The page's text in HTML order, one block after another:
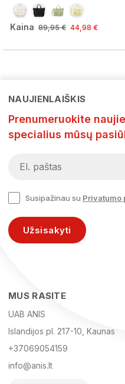
Kaina 89,95 € 44,98 €
NAUJIENLAIŠKIS
Prenumeruokite
specialius mūsų
Susipažinau su Privatumo
Užsisakyti
MUS RASITE
UAB ANIS
Islandijos pl. 217-10, Kaunas
+37069054159
info@anis.lt